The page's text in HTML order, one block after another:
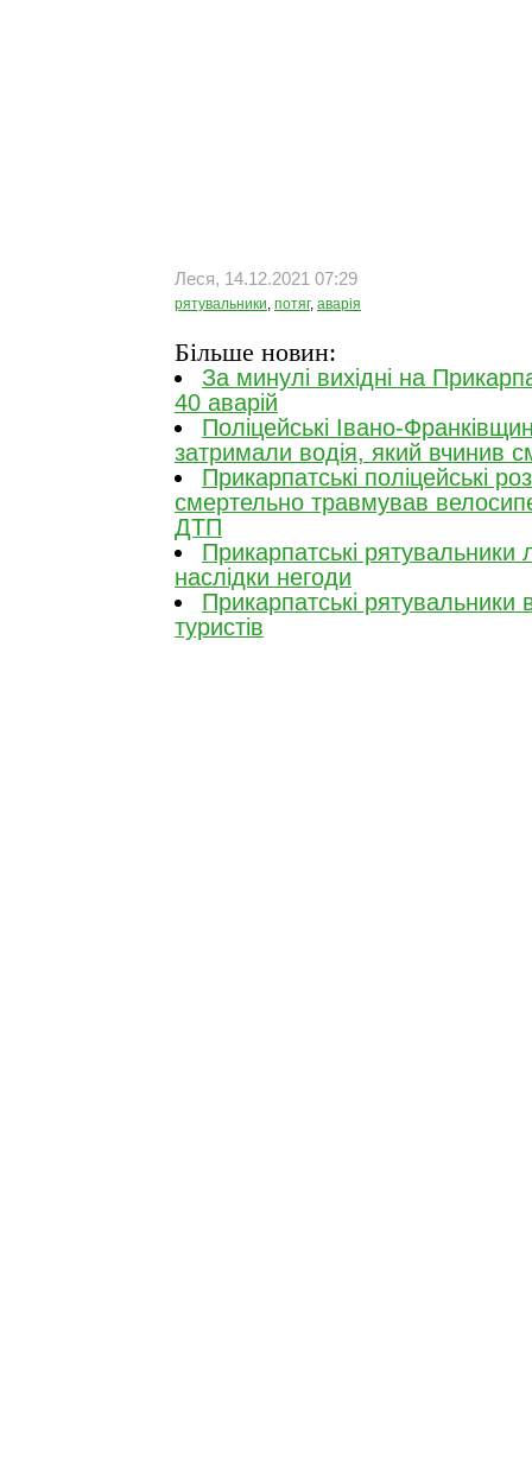
Леся, 14.12.2021 07:29
рятувальники, потяг, аварія
Більше новин:
За минулі вихідні на
40 аварій
Поліцейські Івано-
затримали водія, який вчинив
Прикарпатські поліцейські
смертельно травмував
ДТП
Прикарпатські рятувальники
наслідки негоди
Прикарпатські рятувальники
туристів